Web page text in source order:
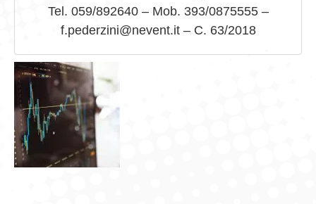
Tel. 059/892640 – Mob. 393/0875555 –
f.pederzini@nevent.it – C. 63/2018